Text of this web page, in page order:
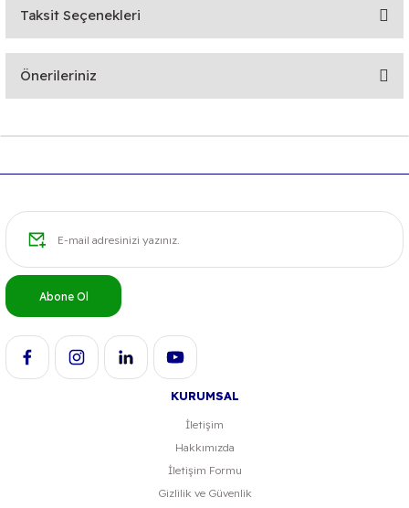
Bu ürüne ilk yorumu siz yapın!
Taksit Seçenekleri
Önerileriniz
Ürün bilgilerinde hatalar bulunuyor.
Ürün fiyatı diğer sitelerden daha pahalı.
Gönder
Abone Ol
KURUMSAL
İletişim
Hakkımızda
İletişim Formu
Gizlilik ve Güvenlik